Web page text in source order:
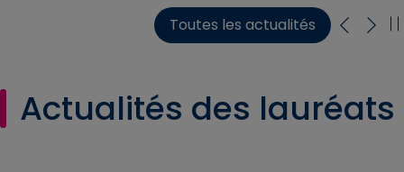
Toutes les actualités
Actualités des lauréats